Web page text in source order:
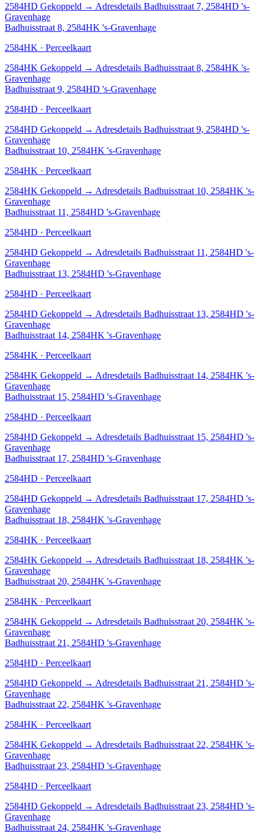
2584HD Gekoppeld → Adresdetails Badhuisstraat 7, 2584HD 's-
Gravenhage
Badhuisstraat 8, 2584HK 's-Gravenhage
2584HK · Perceelkaart
2584HK Gekoppeld → Adresdetails Badhuisstraat 8, 2584HK 's-
Gravenhage
Badhuisstraat 9, 2584HD 's-Gravenhage
2584HD · Perceelkaart
2584HD Gekoppeld → Adresdetails Badhuisstraat 9, 2584HD 's-
Gravenhage
Badhuisstraat 10, 2584HK 's-Gravenhage
2584HK · Perceelkaart
2584HK Gekoppeld → Adresdetails Badhuisstraat 10, 2584HK 's-
Gravenhage
Badhuisstraat 11, 2584HD 's-Gravenhage
2584HD · Perceelkaart
2584HD Gekoppeld → Adresdetails Badhuisstraat 11, 2584HD 's-
Gravenhage
Badhuisstraat 13, 2584HD 's-Gravenhage
2584HD · Perceelkaart
2584HD Gekoppeld → Adresdetails Badhuisstraat 13, 2584HD 's-
Gravenhage
Badhuisstraat 14, 2584HK 's-Gravenhage
2584HK · Perceelkaart
2584HK Gekoppeld → Adresdetails Badhuisstraat 14, 2584HK 's-
Gravenhage
Badhuisstraat 15, 2584HD 's-Gravenhage
2584HD · Perceelkaart
2584HD Gekoppeld → Adresdetails Badhuisstraat 15, 2584HD 's-
Gravenhage
Badhuisstraat 17, 2584HD 's-Gravenhage
2584HD · Perceelkaart
2584HD Gekoppeld → Adresdetails Badhuisstraat 17, 2584HD 's-
Gravenhage
Badhuisstraat 18, 2584HK 's-Gravenhage
2584HK · Perceelkaart
2584HK Gekoppeld → Adresdetails Badhuisstraat 18, 2584HK 's-
Gravenhage
Badhuisstraat 20, 2584HK 's-Gravenhage
2584HK · Perceelkaart
2584HK Gekoppeld → Adresdetails Badhuisstraat 20, 2584HK 's-
Gravenhage
Badhuisstraat 21, 2584HD 's-Gravenhage
2584HD · Perceelkaart
2584HD Gekoppeld → Adresdetails Badhuisstraat 21, 2584HD 's-
Gravenhage
Badhuisstraat 22, 2584HK 's-Gravenhage
2584HK · Perceelkaart
2584HK Gekoppeld → Adresdetails Badhuisstraat 22, 2584HK 's-
Gravenhage
Badhuisstraat 23, 2584HD 's-Gravenhage
2584HD · Perceelkaart
2584HD Gekoppeld → Adresdetails Badhuisstraat 23, 2584HD 's-
Gravenhage
Badhuisstraat 24, 2584HK 's-Gravenhage